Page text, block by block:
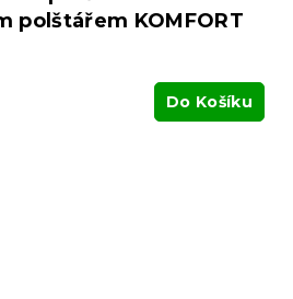
polštářem KOMFORT
Do Košíku